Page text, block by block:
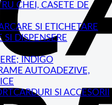
CHEI, CASETE DE
SI ETICHETARE
SI DISPENSERE
INDIGO
AUTOADEZIVE,
SI ACCESORII